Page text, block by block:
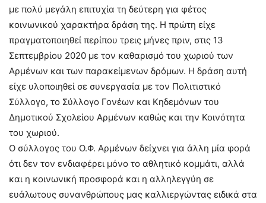
με πολύ μεγάλη επιτυχία τη δεύτερη για φέτος
κοινωνικού χαρακτήρα δράση της. Η πρώτη είχε
πραγματοποιηθεί περίπου τρεις μήνες πριν, στις 13
Σεπτεμβρίου 2020 με τον καθαρισμό του χωριού των
Αρμένων και των παρακείμενων δρόμων. Η δράση αυτή
είχε υλοποιηθεί σε συνεργασία με τον Πολιτιστικό
Σύλλογο, το Σύλλογο Γονέων και Κηδεμόνων του
Δημοτικού Σχολείου Αρμένων καθώς και την Κοινότητα
του χωριού.
Ο σύλλογος του Ο.Φ. Αρμένων δείχνει για άλλη μία φορά
ότι δεν τον ενδιαφέρει μόνο το αθλητικό κομμάτι, αλλά
και η κοινωνική προσφορά και η αλληλεγγύη σε
ευάλωτους συνανθρώπους μας καλλιεργώντας ειδικά στα